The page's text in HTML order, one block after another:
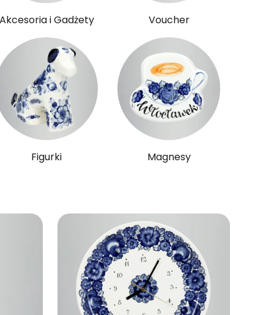
i Gadżety Voucher
Figurki Magnesy